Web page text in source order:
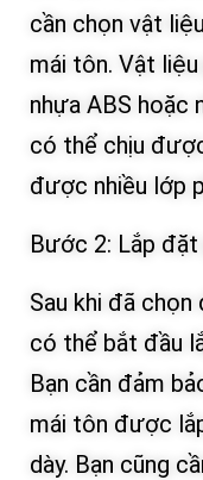
cần chọn vật
mái tôn. Vật liệu
nhựa ABS hoặc
có thể chịu
được nhiều lớp
Bước 2: Lắp
Sau khi đã
có thể bắt đầu
Bạn cần đảm
mái tôn được
dày. Bạn cũng